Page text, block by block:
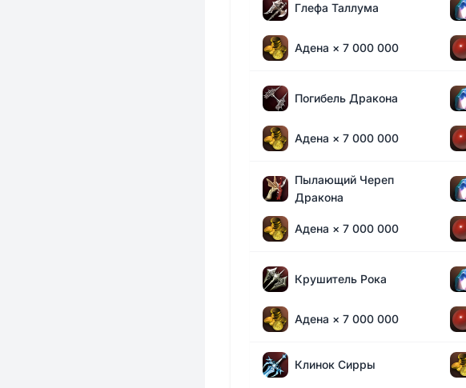
Глефа Таллума
Адена × 7 000 000
Погибель Дракона
Адена × 7 000 000
Пылающий Череп
Дракона
Адена × 7 000 000
Крушитель Рока
Адена × 7 000 000
Клинок Сирры